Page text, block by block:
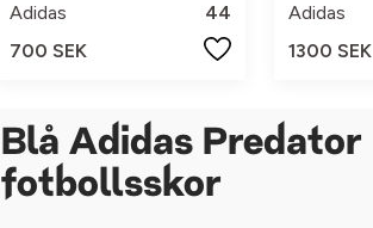
Adidas
44
700 SEK
Adidas
1300 SEK
Blå Adidas Predator
fotbollsskor